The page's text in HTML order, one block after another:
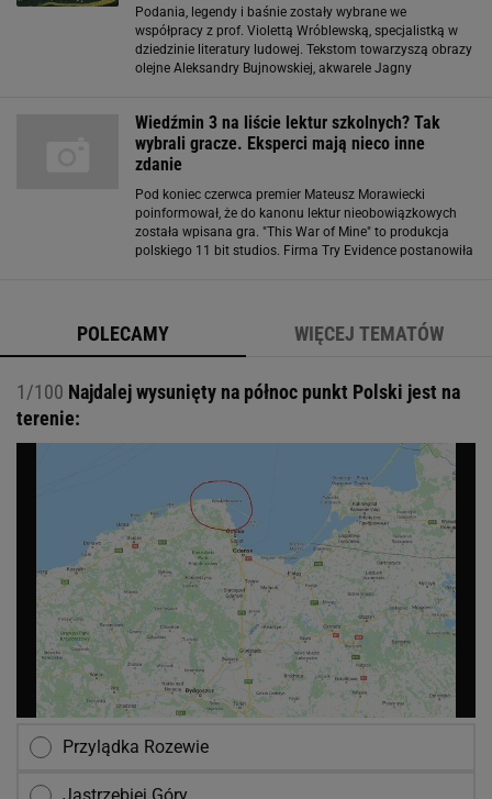
Podania, legendy i baśnie zostały wybrane we
współpracy z prof. Violettą Wróblewską, specjalistką w
dziedzinie literatury ludowej. Tekstom towarzyszą obrazy
olejne Aleksandry Bujnowskiej, akwarele Jagny
Wiedźmin 3 na liście lektur szkolnych? Tak
wybrali gracze. Eksperci mają nieco inne
zdanie
Pod koniec czerwca premier Mateusz Morawiecki
poinformował, że do kanonu lektur nieobowiązkowych
została wpisana gra. "This War of Mine" to produkcja
polskiego 11 bit studios. Firma Try Evidence postanowiła
POLECAMY WIĘCEJ TEMATÓW
1/100 Najdalej wysunięty na północ punkt Polski jest na
terenie:
Przylądka Rozewie
Jastrzębiej Góry